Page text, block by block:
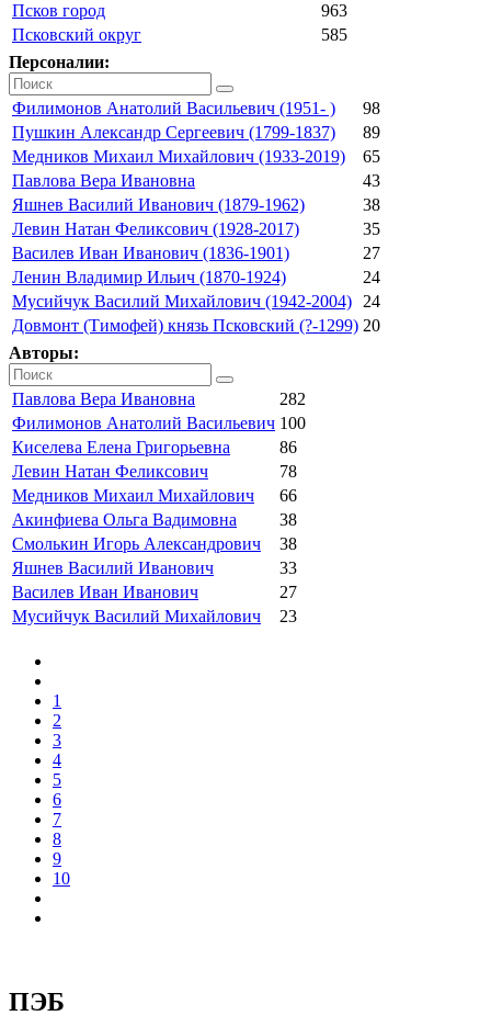
Псков город
963
Псковский округ
585
Персоналии:
Филимонов Анатолий Васильевич (1951- )
98
Пушкин Александр Сергеевич (1799-1837)
89
Медников Михаил Михайлович (1933-2019)
65
Павлова Вера Ивановна
43
Яшнев Василий Иванович (1879-1962)
38
Левин Натан Феликсович (1928-2017)
35
Василев Иван Иванович (1836-1901)
27
Ленин Владимир Ильич (1870-1924)
24
Мусийчук Василий Михайлович (1942-2004)
24
Довмонт (Тимофей) князь Псковский (?-1299) 20
Авторы:
Павлова Вера Ивановна
282
Филимонов Анатолий Васильевич 100
Киселева Елена Григорьевна
86
Левин Натан Феликсович
78
Медников Михаил Михайлович
66
Акинфиева Ольга Вадимовна
38
Смолькин Игорь Александрович
38
Яшнев Василий Иванович
33
Василев Иван Иванович
27
Мусийчук Василий Михайлович
23
1
2
3
4
5
6
7
8
9
10
ПЭБ